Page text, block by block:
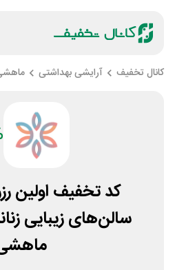
کانال تخفیف آرایشی بهداشتی
کد تخفیف اولین
سالن‌های زیبایی